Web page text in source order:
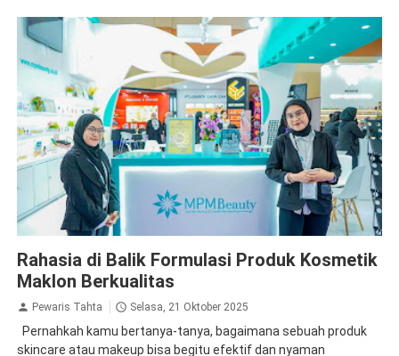
Rahasia di Balik Formulasi Produk Kosmetik
Maklon Berkualitas
Pewaris Tahta Selasa, 21 Oktober 2025
Pernahkah kamu bertanya-tanya, bagaimana sebuah produk
skincare atau makeup bisa begitu efektif dan nyaman